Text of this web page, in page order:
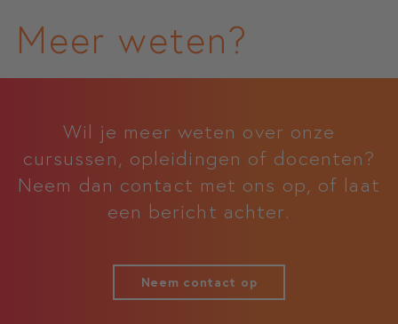
Meer weten?
Wil je meer weten over onze
cursussen, opleidingen of docenten?
Neem dan contact met ons op, of laat
een bericht achter.
Neem contact op